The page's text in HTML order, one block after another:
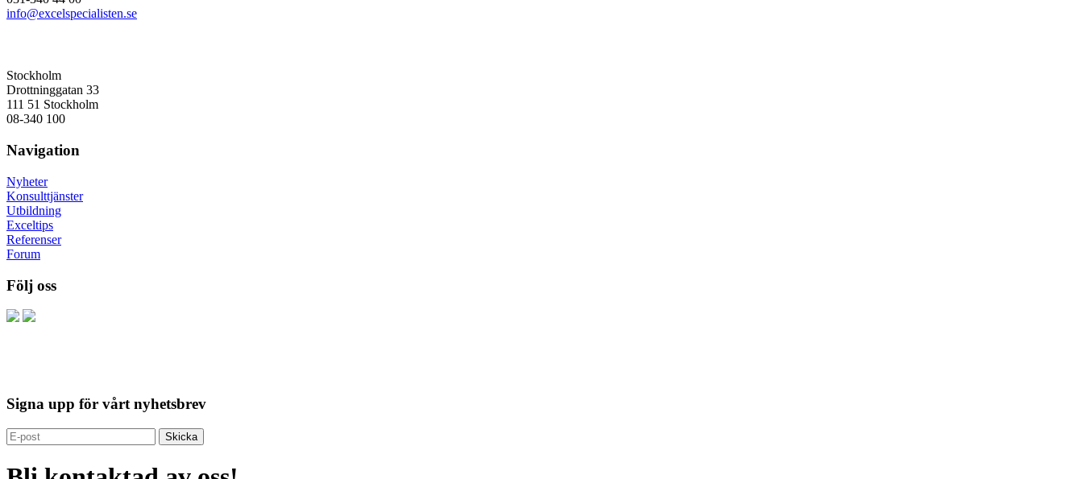
info@excelspecialisten.se
Stockholm
Drottninggatan 33
111 51 Stockholm
08-340 100
Navigation
Nyheter
Konsulttjänster
Utbildning
Exceltips
Referenser
Forum
Följ oss
Signa upp för vårt nyhetsbrev